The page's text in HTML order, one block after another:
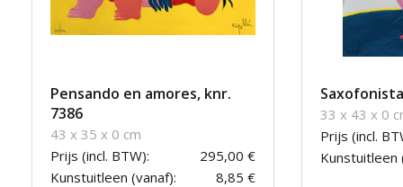
Pensando en amores, knr.
7386
43 x 35 x 0 cm
Prijs (incl. BTW):
295,00 €
Kunstuitleen (vanaf):
8,85 €
33 x 43 x 0
Prijs (incl.
Kunstuitleen